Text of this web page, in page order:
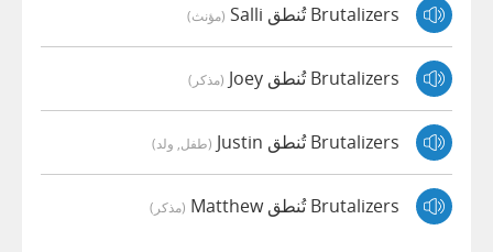
Brutalizers تُنطق Salli (مؤنث)
Brutalizers تُنطق Joey (مذكر)
Brutalizers تُنطق Justin (طفل, ولد)
Brutalizers تُنطق Matthew (مذكر)